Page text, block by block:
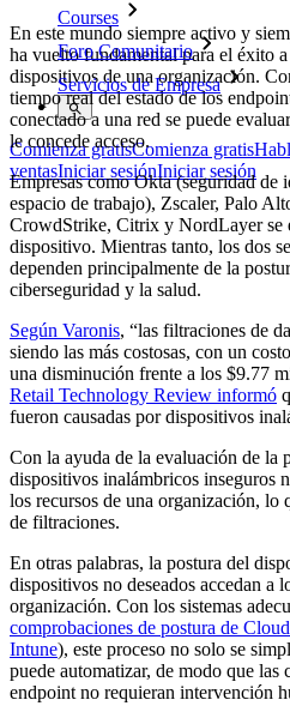
Courses
Foro Comunitario
Servicios de Empresa
Comienza gratisComienza gratis
ventasIniciar sesiónIniciar sesión
En este mundo siempre activo y
ha vuelto fundamental para el éxito
dispositivos de una organización.
tiempo real del estado de los
conectado a una red se puede
le concede acceso.
Empresas como Okta (seguridad de
espacio de trabajo), Zscaler, Palo
CrowdStrike, Citrix y NordLayer se
dispositivo. Mientras tanto, los dos
dependen principalmente de la
ciberseguridad y la salud.
Según Varonis, “las filtraciones de
siendo las más costosas, con un
una disminución frente a los $9.77
Retail Technology Review informó
fueron causadas por dispositivos
Con la ayuda de la evaluación de la
dispositivos inalámbricos inseguros
los recursos de una organización, lo
de filtraciones.
En otras palabras, la postura del
dispositivos no deseados accedan a
organización. Con los sistemas
comprobaciones de postura de
Intune), este proceso no solo se
puede automatizar, de modo que
endpoint no requieran intervención